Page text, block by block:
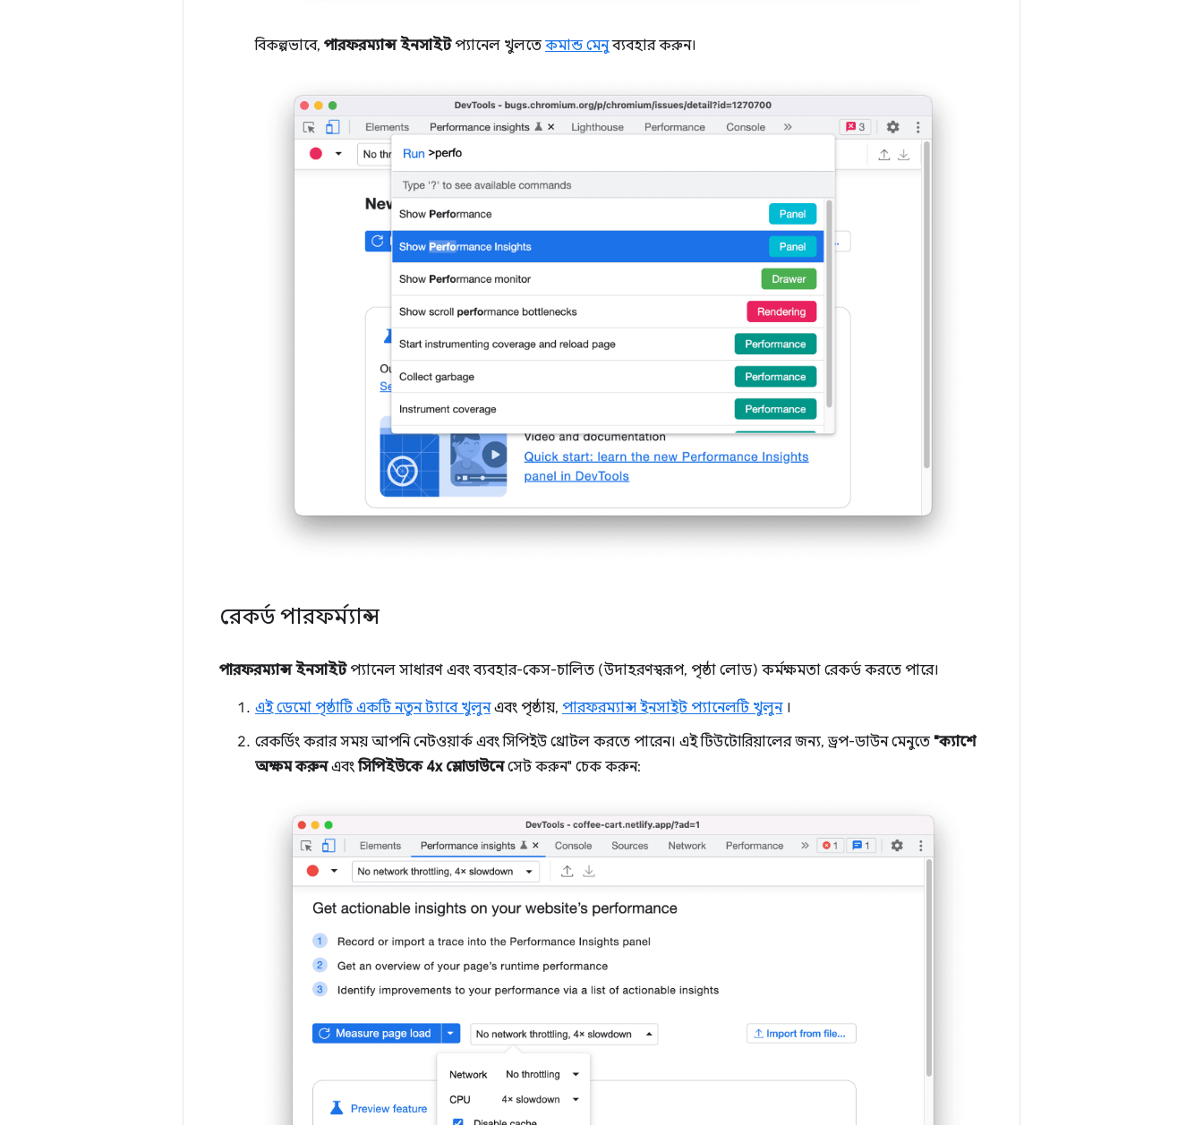
বিকল্পভাবে, পারফরম্যান্স ইনসাইটপ্যানেল খুলতে কমান্ড মেনুব্যবহার করুন।
রেকর্ড পারফর্ম্যান্স
পারফরম্যান্স ইনসাইটপ্যানেল সাধারণ এবং ব্যবহার-কেস-চালিত (উদাহরণস্বরূপ, পৃষ্ঠা লোড) কর্মক্ষমতা রেকর্ড করতে পারে।
এই ডেমো পৃষ্ঠাটি একটি নতুন ট্যাবে খুলুনএবং পৃষ্ঠায়, পারফরম্যান্স ইনসাইট প্যানেলটি খুলুন।
রেকর্ডিং করার সময় আপনি নেটওয়ার্ক এবং সিপিইউ থ্রোটল করতে পারেন। এই টিউটোরিয়ালের জন্য, ড্রপ-ডাউন মেনুতে "ক্যাশে
অক্ষম করুনএবংসিপিইউকে 4x স্লোডাউনেসেট করুন" চেক করুন: